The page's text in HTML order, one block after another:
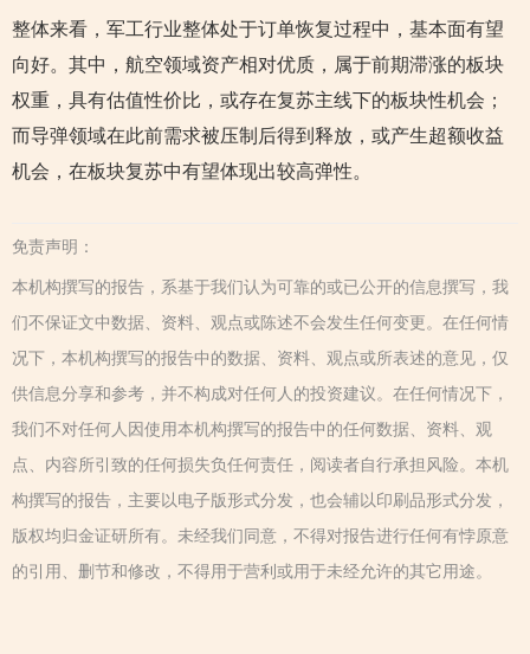
整体来看，军工行业整体处于订单恢复过程中，基本面有望
向好。其中，航空领域资产相对优质，属于前期滞涨的板块
权重，具有估值性价比，或存在复苏主线下的板块性机会；
而导弹领域在此前需求被压制后得到释放，或产生超额收益
机会，在板块复苏中有望体现出较高弹性。
免责声明：
本机构撰写的报告，系基于我们认为可靠的或已公开的信息撰写，我
们不保证文中数据、资料、观点或陈述不会发生任何变更。在任何情
况下，本机构撰写的报告中的数据、资料、观点或所表述的意见，仅
供信息分享和参考，并不构成对任何人的投资建议。在任何情况下，
我们不对任何人因使用本机构撰写的报告中的任何数据、资料、观
点、内容所引致的任何损失负任何责任，阅读者自行承担风险。本机
构撰写的报告，主要以电子版形式分发，也会辅以印刷品形式分发，
版权均归金证研所有。未经我们同意，不得对报告进行任何有悖原意
的引用、删节和修改，不得用于营利或用于未经允许的其它用途。